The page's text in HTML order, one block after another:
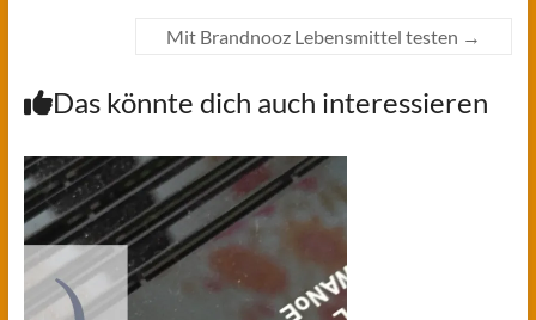
Mit Brandnooz Lebensmittel testen →
Das könnte dich auch interessieren